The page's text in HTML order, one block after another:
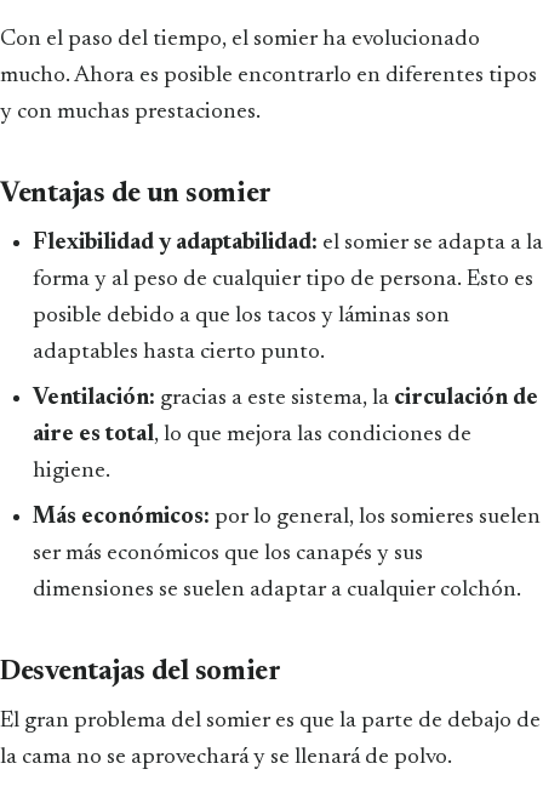
Con el paso del tiempo, el somier ha evolucionado
mucho. Ahora es posible encontrarlo en diferentes tipos
y con muchas prestaciones.
Ventajas de un somier
Flexibilidad y adaptabilidad: el somier se adapta a la
forma y al peso de cualquier tipo de persona. Esto es
posible debido a que los tacos y láminas son
adaptables hasta cierto punto.
Ventilación: gracias a este sistema, la circulación de
aire es total, lo que mejora las condiciones de
higiene.
Más económicos: por lo general, los somieres suelen
ser más económicos que los canapés y sus
dimensiones se suelen adaptar a cualquier colchón.
Desventajas del somier
El gran problema del somier es que la parte de debajo de
la cama no se aprovechará y se llenará de polvo.